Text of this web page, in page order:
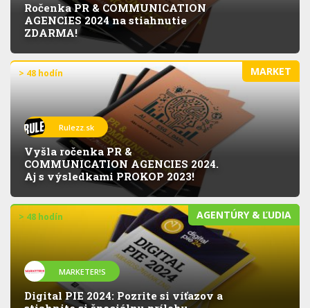
Ročenka PR & COMMUNICATION
AGENCIES 2024 na stiahnutie
ZDARMA!
MARKET
> 48 hodín
Rulezz.sk
Vyšla ročenka PR &
COMMUNICATION AGENCIES 2024.
Aj s výsledkami PROKOP 2023!
AGENTÚRY & ĽUDIA
> 48 hodín
MARKETER!S
Digital PIE 2024: Pozrite si víťazov a